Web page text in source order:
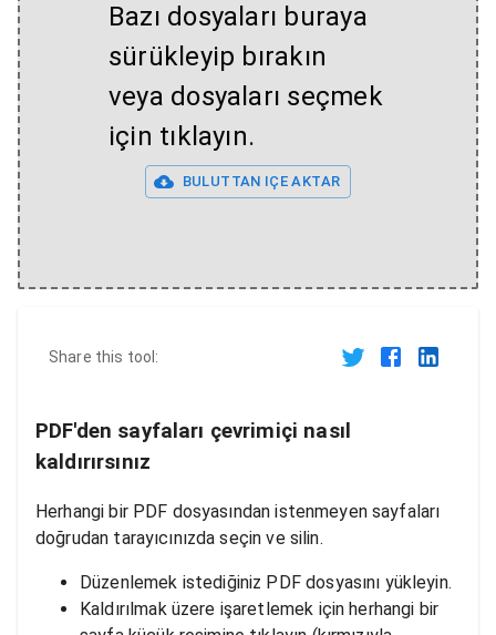
Bazı dosyaları buraya
sürükleyip bırakın
veya dosyaları seçmek
için tıklayın.
BULUTTAN IÇE AKTAR
Share this tool:
PDF'den sayfaları çevrimiçi nasıl
kaldırırsınız
Herhangi bir PDF dosyasından istenmeyen sayfaları
doğrudan tarayıcınızda seçin ve silin.
Düzenlemek istediğiniz PDF dosyasını yükleyin.
Kaldırılmak üzere işaretlemek için herhangi bir